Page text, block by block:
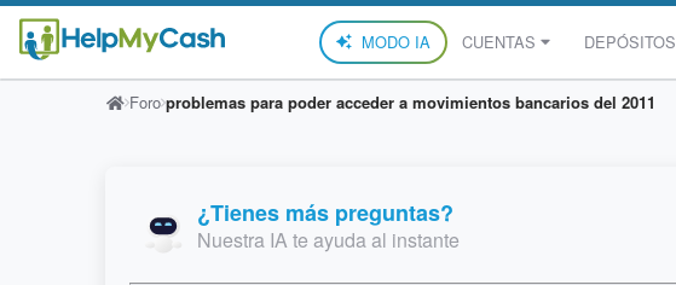
MODO IA CUENTAS DEPÓSITOS
Foro problemas para poder acceder a movimientos bancarios del 2011
¿Tienes más preguntas?
Nuestra IA te ayuda al instante